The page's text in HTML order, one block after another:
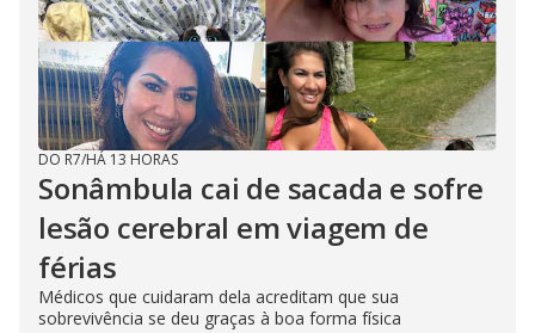
DO R7/HÁ 13 HORAS
Sonâmbula cai de sacada e sofre
lesão cerebral em viagem de
férias
Médicos que cuidaram dela acreditam que sua
sobrevivência se deu graças à boa forma física